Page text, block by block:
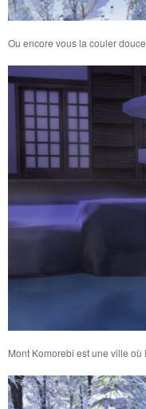
Ou encore vous la couler
Mont Komorebi est une ville